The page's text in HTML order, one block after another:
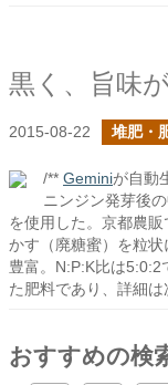
黒く、旨味
2015-08-22 堆肥・
/** Geminiが自動
ニンジン発芽後
を使用した。京都農
かす（廃糖蜜）を粒
豊富。N:P:K比は
た肥料であり、詳細は
おすすめの検